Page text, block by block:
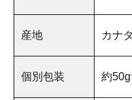
産地 カナ
個別包装 約